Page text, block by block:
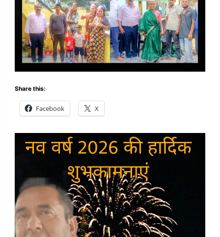
Share this:
Facebook X